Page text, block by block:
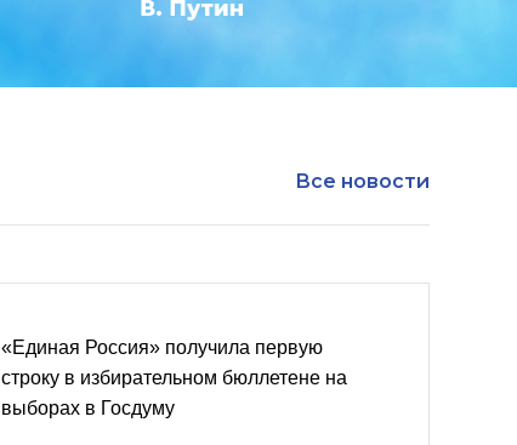
Все новости
«Единая Россия» получила первую
строку в избирательном бюллетене на
выборах в Госдуму